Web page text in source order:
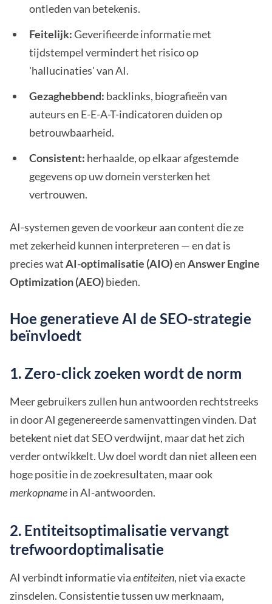
ontleden van betekenis.
Feitelijk:Geverifieerde informatie met
tijdstempel vermindert het risico op
'hallucinaties' van AI.
Gezaghebbend: backlinks, biografieën van
auteurs en E-E-A-T-indicatoren duiden op
betrouwbaarheid.
Consistent: herhaalde, op elkaar afgestemde
gegevens op uw domein versterken het
vertrouwen.
AI-systemen geven de voorkeur aan content die ze
met zekerheid kunnen interpreteren — en dat is
precies watAI-optimalisatie (AIO)enAnswer Engine
Optimization (AEO)bieden.
Hoe generatieve AI de SEO-strategie
beïnvloedt
1. Zero-click zoeken wordt de norm
Meer gebruikers zullen hun antwoorden rechtstreeks
in door AI gegenereerde samenvattingen vinden. Dat
betekent niet dat SEO verdwijnt, maar dat het zich
verder ontwikkelt. Uw doel wordt dan niet alleen een
hoge positie in de zoekresultaten, maar ook
merkopnamein AI-antwoorden.
2. Entiteitsoptimalisatie vervangt
trefwoordoptimalisatie
AI verbindt informatie viaentiteiten, niet via exacte
zinsdelen. Consistentie tussen uw merknaam,